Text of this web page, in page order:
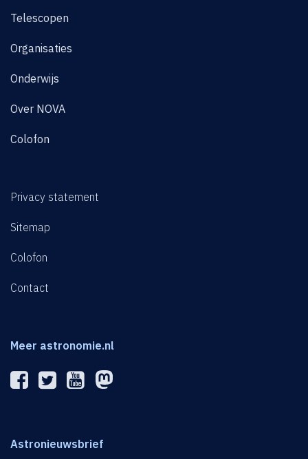
Telescopen
Organisaties
Onderwijs
Over NOVA
Colofon
Privacy statement
Sitemap
Colofon
Contact
Meer astronomie.nl
Astronieuwsbrief